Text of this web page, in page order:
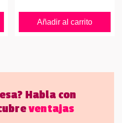
Añadir al carrito
Habla con
ventajas